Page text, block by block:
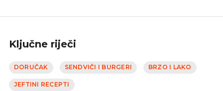
Ključne riječi
DORUČAK SENDVIČI I BURGERI BRZO I LAKO
JEFTINI RECEPTI